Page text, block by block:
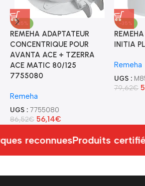
-35%
REMEHA ADAPTATEUR
CONCENTRIQUE POUR
AVANTA ACE + TZERRA
ACE MATIC 80/125
7755080
Remeha
UGS : 7755080
86,52€ 56,14€
-35%
INITIA
Remeha
UGS :
79,62€
reconnuesProduits